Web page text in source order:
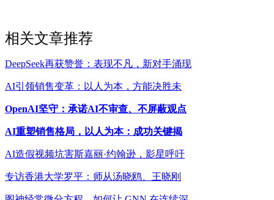
相关文章推荐
DeepSeek再获赞誉：表现不凡，新对手涌现
AI引领销售变革：以人为本，方能决胜未
OpenAI坚守：承诺AI不审查、不屏蔽观点
AI重塑销售格局，以人为本：成功关键揭
AI造假视频坑害斯嘉丽·约翰逊，影星呼吁
专访香港大学罗平：师从汤晓鸥、王晓刚